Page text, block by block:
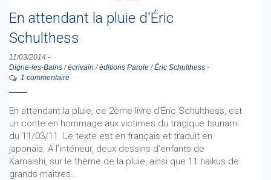
En attendant la pluie d'Éric
Schulthess
11/03/2014 -
Digne-les-Bains /écrivain /éditions Parole /Éric Schulthess -
1 commentaire
En attendant la pluie, ce 2ème livre d'Éric Schulthess, est
un conte en hommage aux victimes du tragique tsunami
du 11/03/11. Le texte est en français et traduit en
japonais. A l'intérieur, deux dessins d’enfants de
Kamaishi, sur le thème de la pluie, ainsi que 11 haïkus de
grands maîtres…